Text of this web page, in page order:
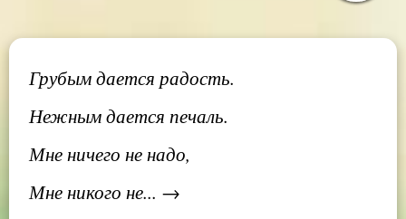
Грубым дается радость.
Нежным дается печаль.
Мне ничего не надо,
Мне никого не... →